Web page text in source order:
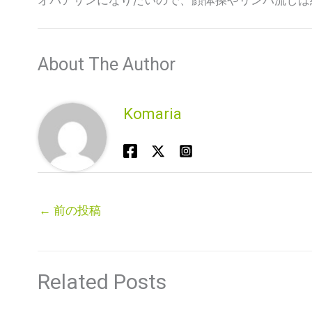
About The Author
Komaria
← 前の投稿
Related Posts